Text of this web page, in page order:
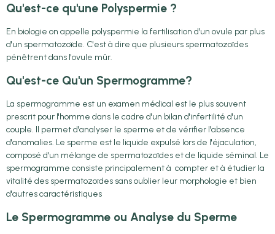
Qu'est-ce qu'une Polyspermie ?
En biologie on appelle polyspermie la fertilisation d'un ovule par plus
d'un spermatozoïde. C'est à dire que plusieurs spermatozoïdes
pénêtrent dans l'ovule mûr.
Qu'est-ce Qu'un Spermogramme?
La spermogramme est un examen médical est le plus souvent
prescrit pour l'homme dans le cadre d'un bilan d'infertilité d'un
couple. Il permet d'analyser le sperme et de vérifier l'absence
d'anomalies. Le sperme est le liquide expulsé lors de l'éjaculation,
composé d'un mélange de spermatozoïdes et de liquide séminal. Le
spermogramme consiste principalement à compter et à étudier la
vitalité des spermatozoïdes sans oublier leur morphologie et bien
d'autres caractéristiques
Le Spermogramme ou Analyse du Sperme